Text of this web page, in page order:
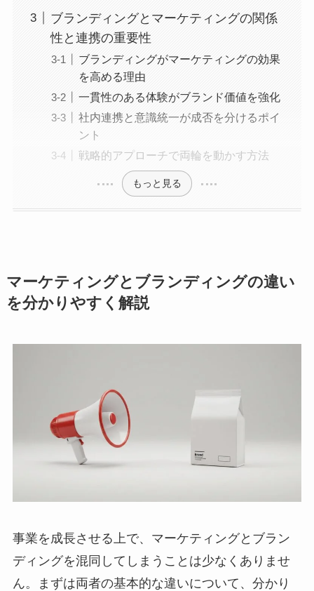
ブランディングとマーケティングの関係
性と連携の重要性
ブランディングがマーケティングの効果
を高める理由
一貫性のある体験がブランド価値を強化
社内連携と意識統一が成否を分けるポイ
ント
戦略的アプローチで両輪を動かす方法
もっと見る
マーケティングとブランディングの違い
を分かりやすく解説
事業を成長させる上で、マーケティングとブラン
ディングを混同してしまうことは少なくありませ
ん。まずは両者の基本的な違いについて、分かり